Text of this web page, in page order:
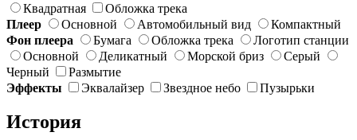
Квадратная
Обложка трека
Плеер
Основной Автомобильный вид
Компактный
Фон плеера
Бумага Обложка трека
Логотип станции
Основной
Деликатный Морской бриз
Серый
Черный
Размытие
Эффекты
Эквалайзер Звездное небо Пузырьки
История